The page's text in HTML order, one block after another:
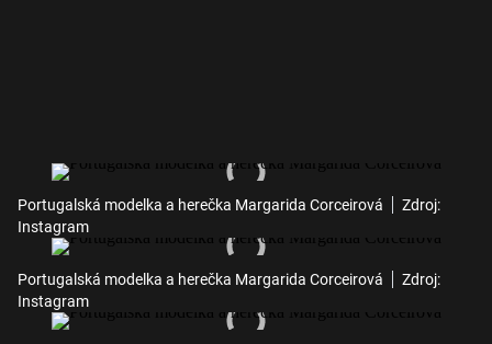
Portugalská modelka a herečka Margarida Corceirová
Zdroj:
Instagram
Portugalská modelka a herečka Margarida Corceirová
Zdroj:
Instagram